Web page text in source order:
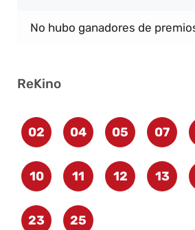
No hubo ganadores de
ReKino
02 04 05 07
10 11 12 13
23 25